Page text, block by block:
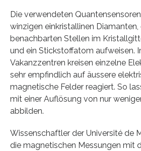
Die verwendeten
winzigen einkristallinen Diamanten,
benachbarten Stellen im
und ein Stickstoffatom aufweisen.
Vakanzzentren kreisen einzelne
sehr empfindlich auf äussere
magnetische Felder reagiert. So
mit einer Auflösung von nur
abbilden.
Wissenschaftler der Université de
die magnetischen Messungen mit